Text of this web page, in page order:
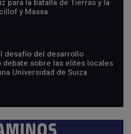
para la batalla de Tierras y la
y Massa
desafío del desarrollo
debate sobre las elites locales
Universidad de Suiza